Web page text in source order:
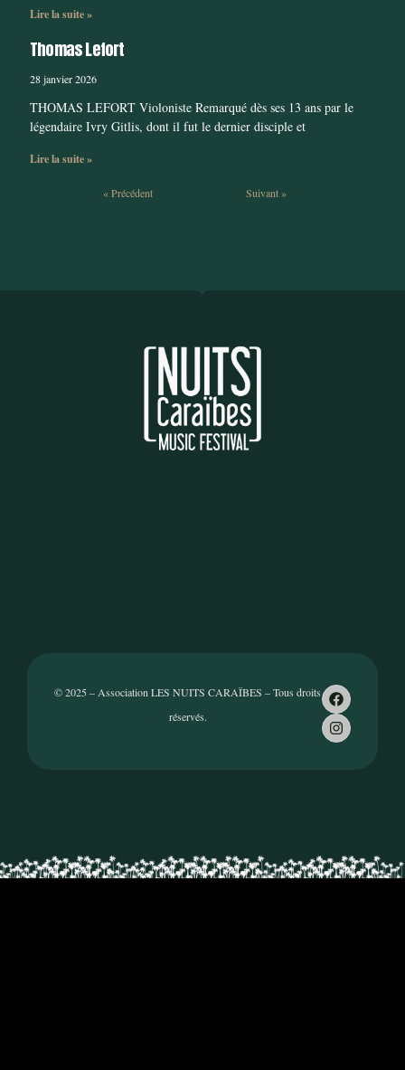
Lire la suite »
Thomas Lefort
28 janvier 2026
THOMAS LEFORT Violoniste Remarqué dès ses 13 ans par le
légendaire Ivry Gitlis, dont il fut le dernier disciple et
Lire la suite »
« Précédent Suivant »
© 2025 – Association LES NUITS CARAÏBES – Tous droits
réservés.